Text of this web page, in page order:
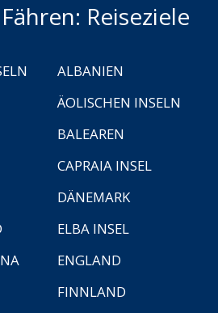
Reiseziele
ALBANIEN
ÄOLISCHEN INSELN
BALEAREN
CAPRAIA INSEL
DÄNEMARK
ELBA INSEL
ENGLAND
FINNLAND